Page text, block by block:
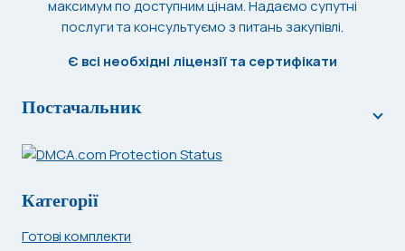
максимум по доступним цінам. Надаємо супутні
послуги та консультуємо з питань закупівлі.
Є всі необхідні ліцензії та сертифікати
Постачальник
Категорії
Готові комплекти